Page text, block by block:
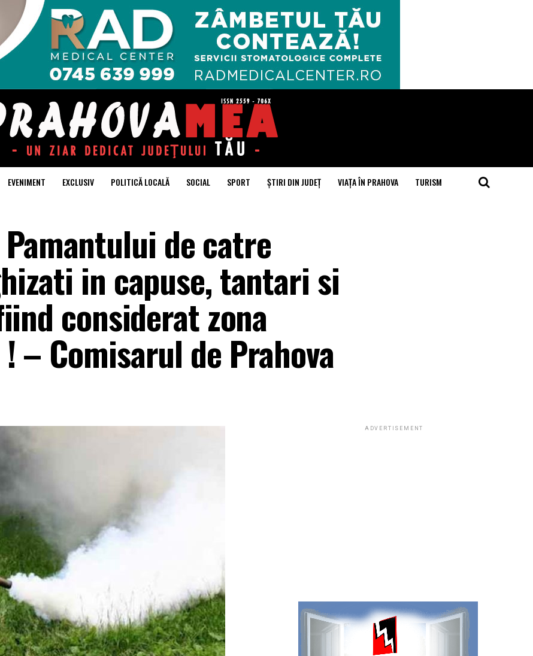
EVENIMENT EXCLUSIV POLITICĂ LOCALĂ SOCIAL SPORT ȘTIRI DIN JUDEȚ VIAȚA ÎN PRAHOVA TURISM
Pamantului de catre
in capuse, tantari si
considerat zona
– Comisarul de Prahova
ADVERTISEMENT